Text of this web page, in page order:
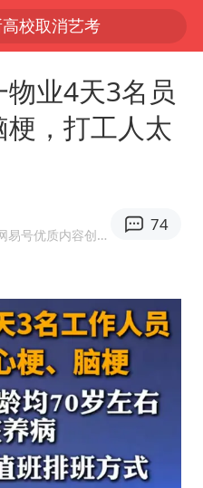
校取消艺考
网约车司机充电时猝死保险拒赔
陕西柞水泥石流已致2死 仍有1人失联
今年第二强台风将带来多大影响
微信新功能：你可以“撤回”你的撤回
上半年国内居民出游人次34.63亿
强风雨时段已锁定
接盘烂尾恒大文旅城
心系体育强国建设
业4天3名员
，打工人太
·网易号优质内容创作者
74